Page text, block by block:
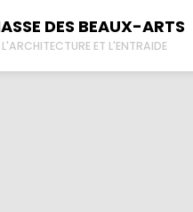
DES BEAUX-ARTS
ET L'ENTRAIDE